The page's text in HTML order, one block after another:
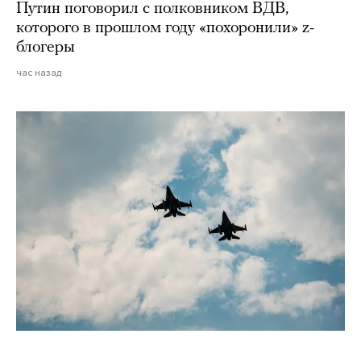
Путин поговорил с полковником ВДВ,
которого в прошлом году «похоронили» z-
блогеры
час назад